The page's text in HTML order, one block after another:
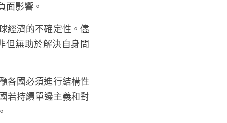
面影響。
經濟的不確定性。儘
但無助於解決自身問
各國必須進行結構性
若持續單邊主義和對